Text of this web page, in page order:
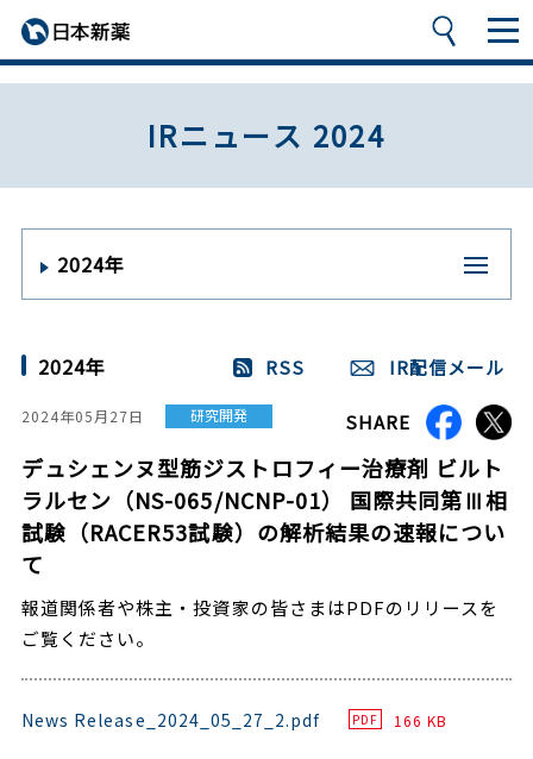
IRニュース 2024
2024年
2024年 RSS IR配信メール
2024年05月27日 研究開発 SHARE
デュシェンヌ型筋ジストロフィー治療剤 ビルト
ラルセン（NS-065/NCNP-01） 国際共同第Ⅲ相
試験（RACER53試験）の解析結果の速報につい
て
報道関係者や株主・投資家の皆さまはPDFのリリースを
ご覧ください。
News Release_2024_05_27_2.pdf PDF 166 KB